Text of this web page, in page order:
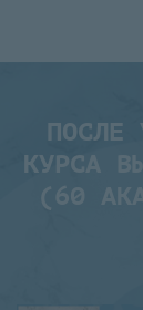
ПОСЛЕ
КУРСА
(60